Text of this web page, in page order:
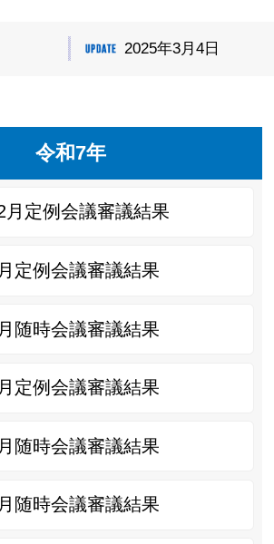
2025年3月4日
令和7年
月定例会議審議結果
定例会議審議結果
随時会議審議結果
定例会議審議結果
随時会議審議結果
随時会議審議結果